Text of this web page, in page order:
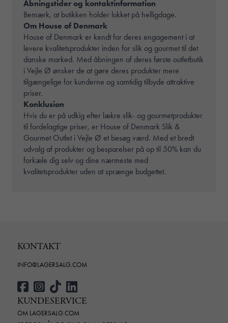
Åbningstider og kontaktinformation
Bemærk, at butikken holder lukket på helligdage.
Om House of Denmark
House of Denmark er kendt for deres engagement i at
levere kvalitetsprodukter inden for slik og gourmet til det
danske marked. Med åbningen af deres første outletbutik
i Vejle Ø ønsker de at gøre deres produkter mere
tilgængelige for kunderne og samtidig tilbyde attraktive
priser.
Konklusion
Hvis du er på udkig efter lækre slik- og gourmetprodukter
til fordelagtige priser, er House of Denmark Slik &
Gourmet Outlet i Vejle Ø et besøg værd. Med et bredt
udvalg af produkter og besparelser på op til 50% kan du
forkæle dig selv og dine nærmeste med
kvalitetsprodukter uden at sprænge budgettet.
KONTAKT
INFO@LAGERSALG.COM
KUNDESERVICE
OM LAGERSALG.COM